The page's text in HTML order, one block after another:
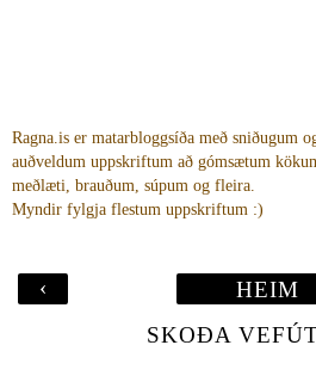
Ragna.is er matarbloggsíða með sniðugum
auðveldum uppskriftum að gómsætum
meðlæti, brauðum, súpum og fleira.
Myndir fylgja flestum uppskriftum :)
‹
HEIM
SKOÐA